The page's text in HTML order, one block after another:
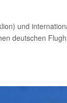
und
deutschen